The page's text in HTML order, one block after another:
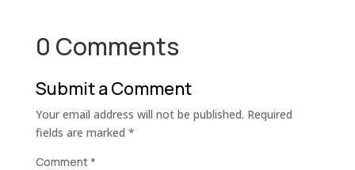
0 Comments
Submit a Comment
Your email address will not be published. Required
fields are marked *
Comment *